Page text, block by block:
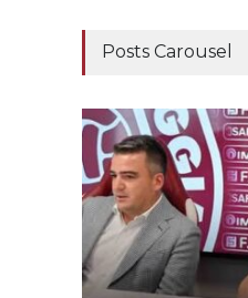
Posts Carousel